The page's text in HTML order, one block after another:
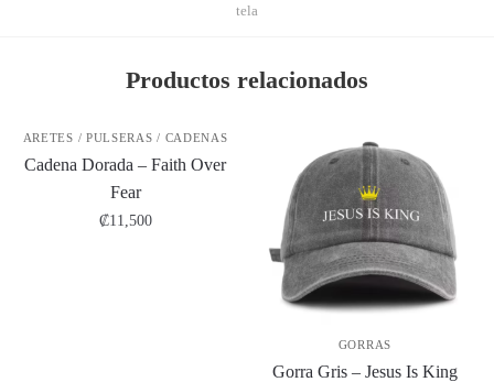
tela
Productos relacionados
ARETES / PULSERAS / CADENAS
Cadena Dorada – Faith Over
Fear
₡11,500
GORRAS
Gorra Gris – Jesus Is King